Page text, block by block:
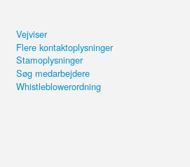
Vejviser
Flere kontaktoplysninger
Stamoplysninger
Søg medarbejdere
Whistleblowerordning